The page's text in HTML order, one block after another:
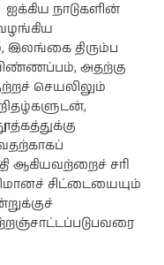
நாடுகளின்
இலங்கை திரும்ப
அதற்கு
செயலிலும்
ஆகியவற்றைச் சரி
சிட்டையையும்